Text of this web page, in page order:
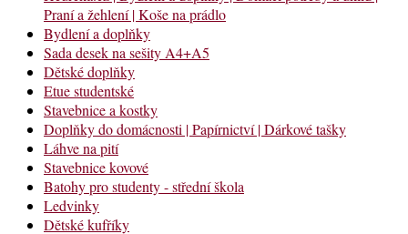
Praní a žehlení | Koše na prádlo
Bydlení a doplňky
Sada desek na sešity A4+A5
Dětské doplňky
Etue studentské
Stavebnice a kostky
Doplňky do domácnosti | Papírnictví | Dárkové tašky
Láhve na pití
Stavebnice kovové
Batohy pro studenty - střední škola
Ledvinky
Dětské kufříky